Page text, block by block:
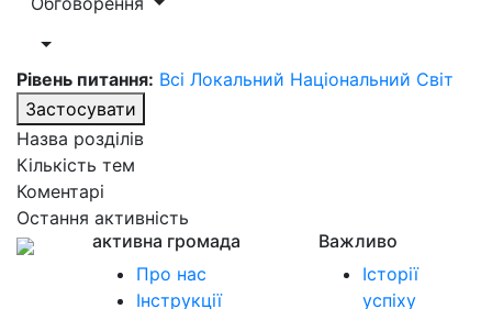
Рівень питання: Всі Локальний Національний Світ
Застосувати
Назва розділів
Кількість тем
Коментарі
Остання активність
активна громада
Про нас
Інструкції
Важливо
Історії
успіху